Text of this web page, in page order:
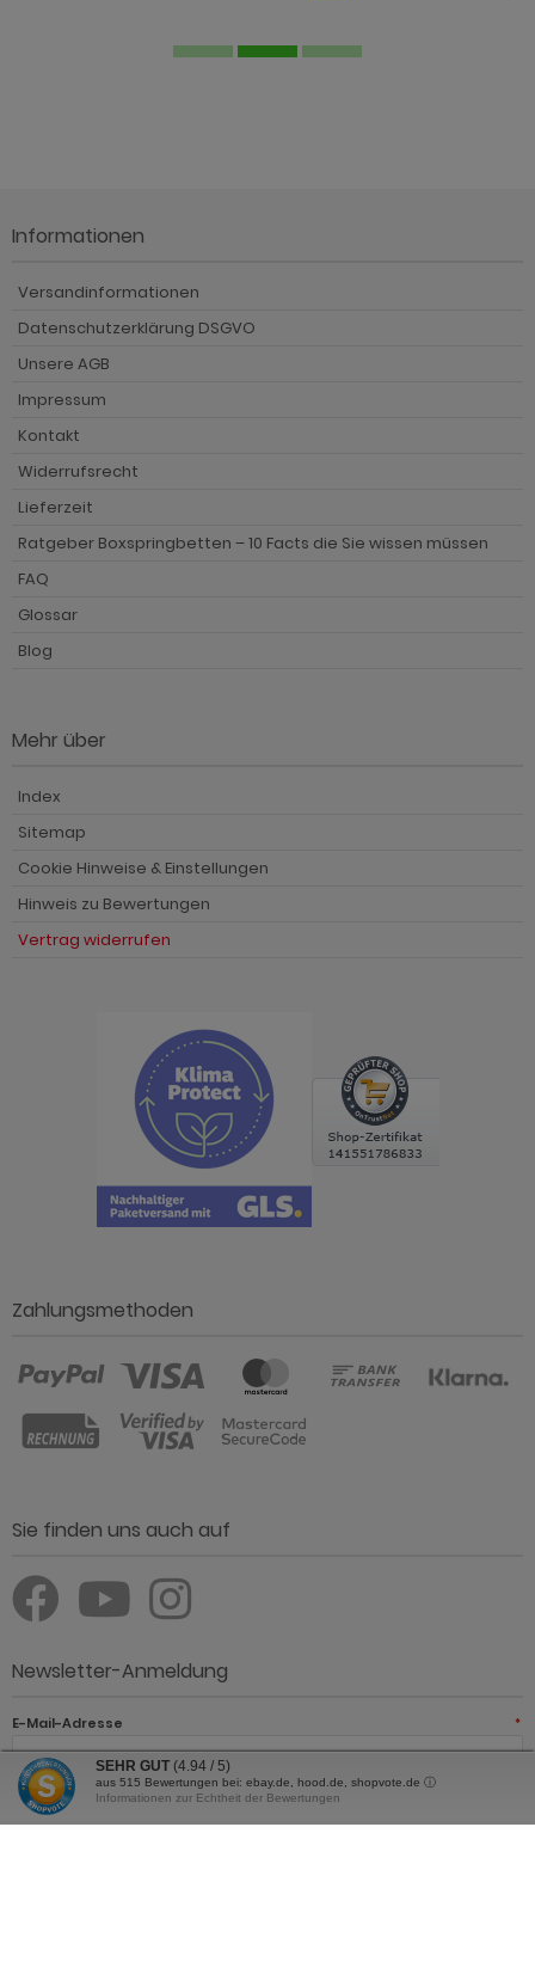
Informationen
Versandinformationen
Datenschutzerklärung DSGVO
Unsere AGB
Impressum
Kontakt
Widerrufsrecht
Lieferzeit
Ratgeber Boxspringbetten – 10 Facts die Sie wissen müssen
FAQ
Glossar
Blog
Mehr über
Index
Sitemap
Cookie Hinweise & Einstellungen
Hinweis zu Bewertungen
Vertrag widerrufen
Zahlungsmethoden
Sie finden uns auch auf
Newsletter-Anmeldung
E-Mail-Adresse *
JETZT ANMELDEN
SEHR GUT (4.94 / 5)
aus 515 Bewertungen bei: ebay.de, hood.de, shopvote.de ⓘ
Informationen zur Echtheit der Bewertungen